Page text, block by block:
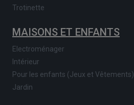
Trotinette
MAISONS ET ENFANTS
Electroménager
Intérieur
Pour les enfants (Jeux et Vêtements)
Jardin